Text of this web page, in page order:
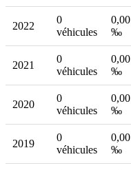
2022
0
véhicules
0,00
‰
2021
0
véhicules
0,00
‰
2020
0
véhicules
0,00
‰
2019
0
véhicules
0,00
‰